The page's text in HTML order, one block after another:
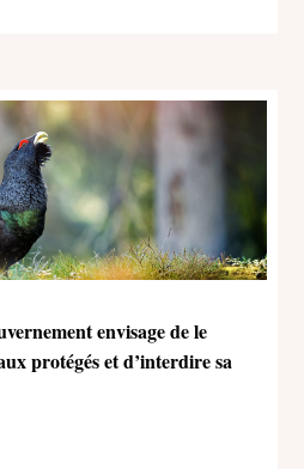
envisage de le
protégés et d’interdire sa